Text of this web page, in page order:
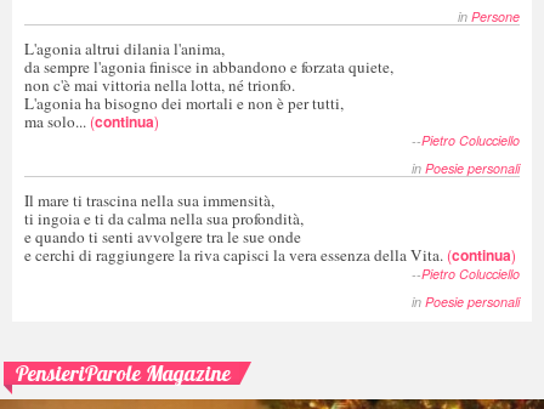
in Persone
L'agonia altrui dilania l'anima,
da sempre l'agonia finisce in abbandono e forzata quiete,
non c'è mai vittoria nella lotta, né trionfo.
L'agonia ha bisogno dei mortali e non è per tutti,
ma solo... (continua)
--Pietro Colucciello
in Poesie personali
Il mare ti trascina nella sua immensità,
ti ingoia e ti da calma nella sua profondità,
e quando ti senti avvolgere tra le sue onde
e cerchi di raggiungere la riva capisci la vera essenza della Vita. (continua)
--Pietro Colucciello
in Poesie personali
PensieriParole Magazine